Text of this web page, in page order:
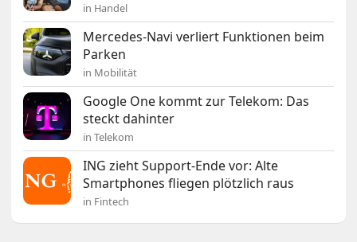
in Handel
Mercedes-Navi verliert Funktionen beim
Parken
in Mobilität
Google One kommt zur Telekom: Das
steckt dahinter
in Telekom
ING zieht Support-Ende vor: Alte
Smartphones fliegen plötzlich raus
in Fintech